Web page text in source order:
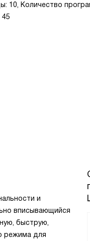
10, Количество
и
вписывающийся
быструю,
режима для